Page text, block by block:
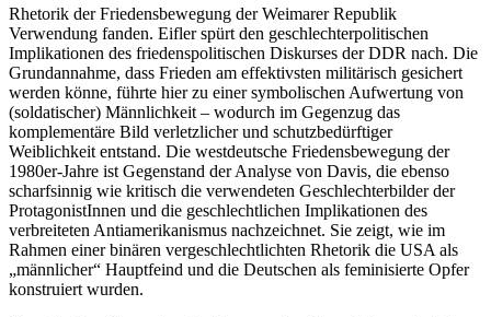
Rhetorik der Friedensbewegung der Weimarer Republik
Verwendung fanden. Eifler spürt den geschlechterpolitischen
Implikationen des friedenspolitischen Diskurses der DDR nach. Die
Grundannahme, dass Frieden am effektivsten militärisch gesichert
werden könne, führte hier zu einer symbolischen Aufwertung von
(soldatischer) Männlichkeit – wodurch im Gegenzug das
komplementäre Bild verletzlicher und schutzbedürftiger
Weiblichkeit entstand. Die westdeutsche Friedensbewegung der
1980er-Jahre ist Gegenstand der Analyse von Davis, die ebenso
scharfsinnig wie kritisch die verwendeten Geschlechterbilder der
ProtagonistInnen und die geschlechtlichen Implikationen des
verbreiteten Antiamerikanismus nachzeichnet. Sie zeigt, wie im
Rahmen einer binären vergeschlechtlichten Rhetorik die USA als
„männlicher“ Hauptfeind und die Deutschen als feminisierte Opfer
konstruiert wurden.